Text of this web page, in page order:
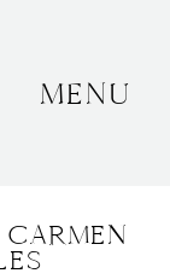
MENU